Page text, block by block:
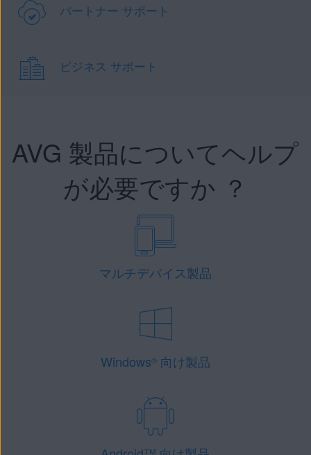
パートナー サポート
ビジネス サポート
AVG 製品についてヘルプ
が必要ですか ？
マルチデバイス製品
Windows®向け製品